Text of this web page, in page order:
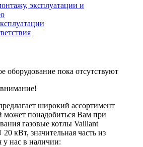
эксплуатации и
оборудование пока отсутствуют
широкий ассортимент
может понадобиться Вам при
газовые котлы Vaillant
20 кВт, значительная часть из
у нас в наличии: